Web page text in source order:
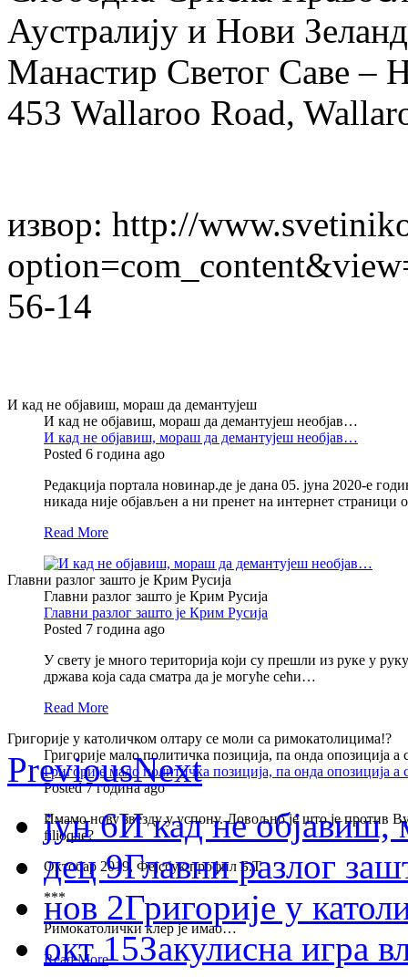
Аустралију и Нови Зеланд
Манастир Светог Саве –
453 Wallaroo Road,
извор: http://
56-14
И кад не објавиш, мораш да демантујеш
И кад не објавиш, мораш да демантујеш необјав…
И кад не објавиш, мораш да демантујеш необјав…
Posted 6 година ago
Редакција портала новинар.де је дана 05. јуна 2020-е
никада није објављен а ни пренет на интернет страници
Read More
Главни разлог зашто је Крим Русија
Главни разлог зашто је Крим Русија
Главни разлог зашто је Крим Русија
Posted 7 година ago
У свету је много територија који су прешли из руке у
држава која сада сматра да је могуће сећи…
Read More
Григорије у католичком олтару се моли са римокатолицима!?
Григорије мало политичка позиција, па онда опозиција
Григорије мало политичка позиција, па онда опозиција
Posted 7 година ago
Имамо нову звезду у успону. Довољно је што је против
filioque?
Октобар 2019, Фејсбук профил Б.Т.
***
Римокатолички клер је имао…
Read More
PreviousNext
јун 6И кад не
дец 9Главни разлог
нов 2Григорије у
окт 15Закулисна игра